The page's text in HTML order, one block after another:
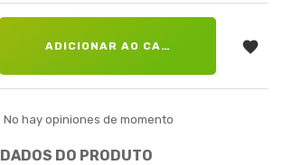
ADICIONAR AO CARRINHO 
No hay opiniones de momento
DADOS DO PRODUTO